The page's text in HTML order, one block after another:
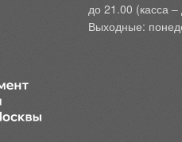
до 21.00 (касса
Выходные: